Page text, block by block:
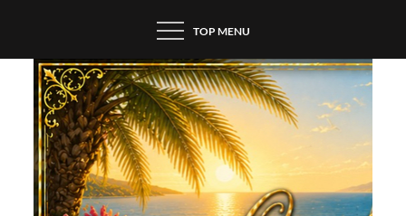
content
TOP MENU